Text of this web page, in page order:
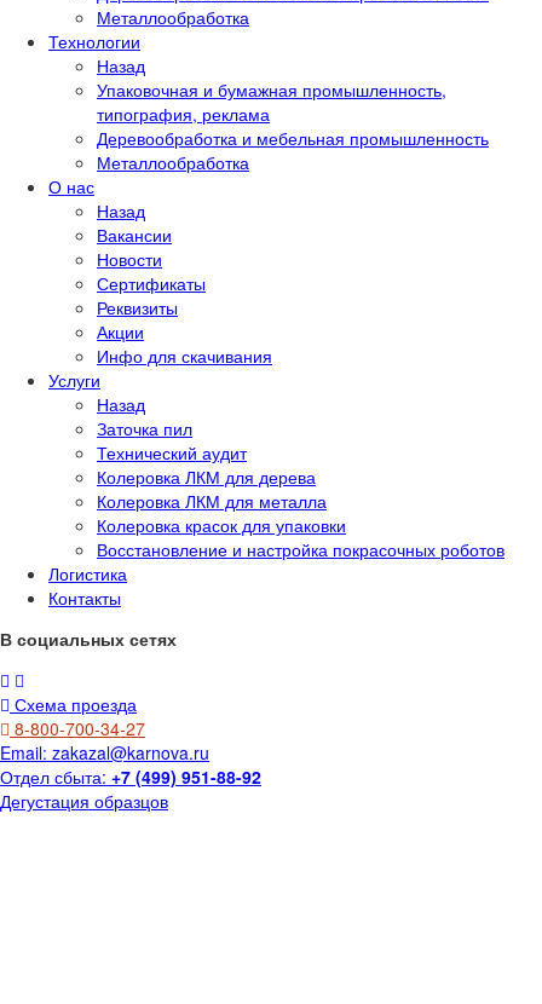
Металлообработка
Технологии
Назад
Упаковочная и бумажная промышленность,
типография, реклама
Деревообработка и мебельная промышленность
Металлообработка
О нас
Назад
Вакансии
Новости
Сертификаты
Реквизиты
Акции
Инфо для скачивания
Услуги
Назад
Заточка пил
Технический аудит
Колеровка ЛКМ для дерева
Колеровка ЛКМ для металла
Колеровка красок для упаковки
Восстановление и настройка покрасочных роботов
Логистика
Контакты
В социальных сетях
Схема проезда
8-800-700-34-27
Email: zakazal@karnova.ru
Отдел сбыта: +7 (499) 951-88-92
Дегустация образцов